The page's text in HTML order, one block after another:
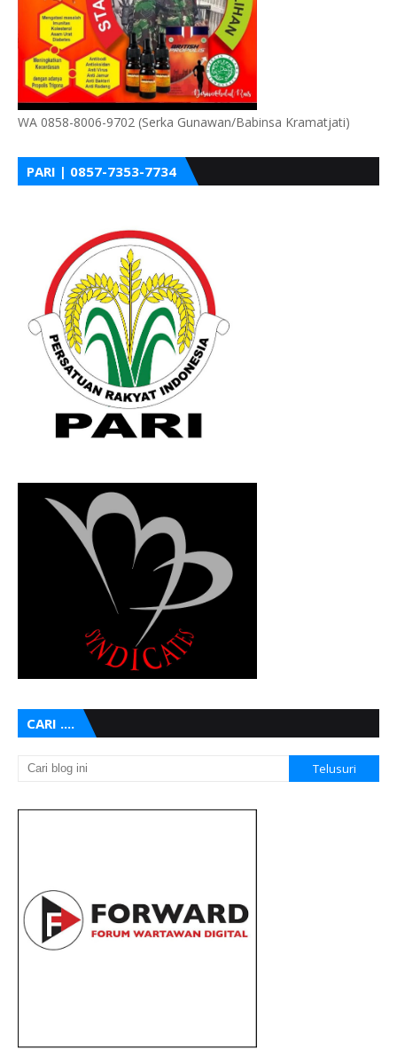
WA 0858-8006-9702 (Serka Gunawan/Babinsa Kramatjati)
PARI | 0857-7353-7734
CARI ....